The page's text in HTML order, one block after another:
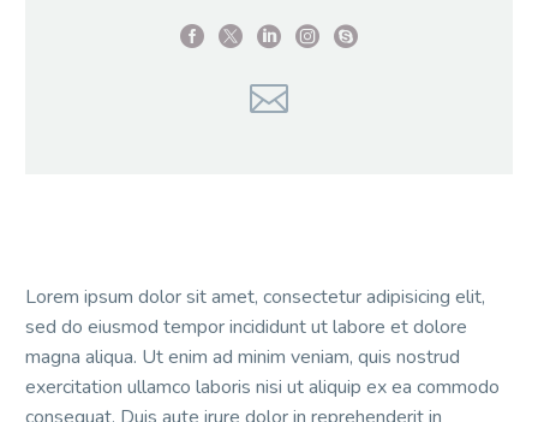
Lorem ipsum dolor sit amet, consectetur adipisicing elit,
sed do eiusmod tempor incididunt ut labore et dolore
magna aliqua. Ut enim ad minim veniam, quis nostrud
exercitation ullamco laboris nisi ut aliquip ex ea commodo